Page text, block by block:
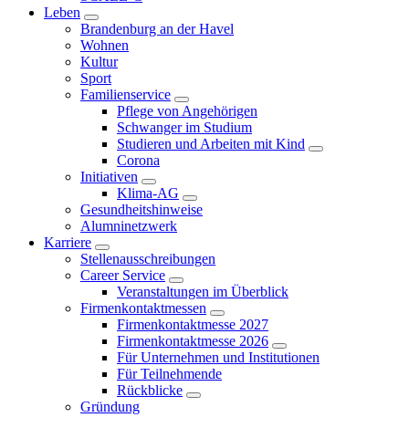
Leben
Brandenburg an der Havel
Wohnen
Kultur
Sport
Familienservice
Pflege von Angehörigen
Schwanger im Studium
Studieren und Arbeiten mit Kind
Corona
Initiativen
Klima-AG
Gesundheitshinweise
Alumninetzwerk
Karriere
Stellenausschreibungen
Career Service
Veranstaltungen im Überblick
Firmenkontaktmessen
Firmenkontaktmesse 2027
Firmenkontaktmesse 2026
Für Unternehmen und Institutionen
Für Teilnehmende
Rückblicke
Gründung